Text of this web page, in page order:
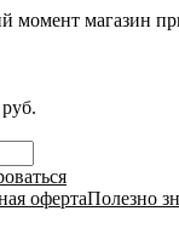
момент магазин
офертаПолезно